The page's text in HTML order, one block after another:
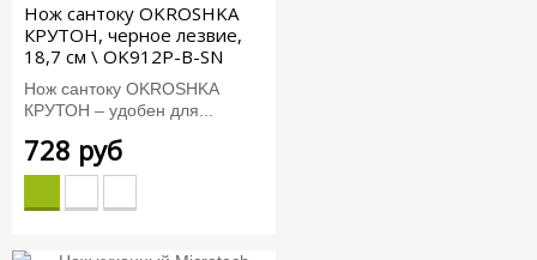
Нож сантоку OKROSHKA
КРУТОН, черное лезвие,
18,7 см \ OK912P-B-SN
Нож сантоку OKROSHKA
КРУТОН – удобен для...
728 руб